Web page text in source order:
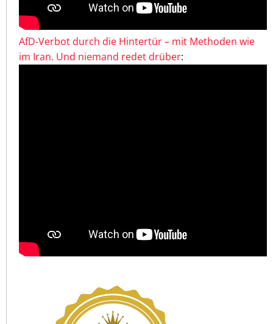
AfD-Verbot durch die Hintertür – mit Methoden wie
im Iran. Und niemand redet drüber: